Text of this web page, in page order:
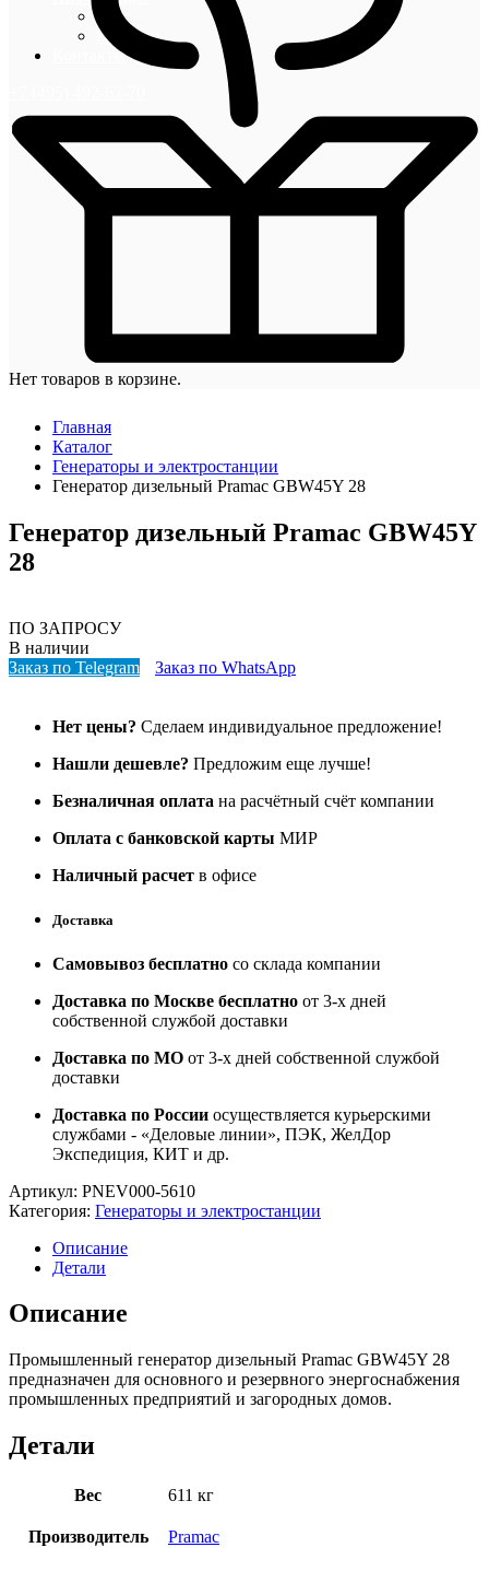
Блог
Новости
Контакты
Нет товаров в корзине.
Главная
Каталог
Генераторы и электростанции
Генератор дизельный Pramac GBW45Y 28
Генератор дизельный Pramac GBW45Y
28
ПО ЗАПРОСУ
В наличии
Заказ по Telegram
Заказ по WhatsApp
Нет цены? Сделаем индивидуальное предложение!
Нашли дешевле? Предложим еще лучше!
Безналичная оплата на расчётный счёт компании
Оплата с банковской карты МИР
Наличный расчет в офисе
Доставка
Самовывоз бесплатно со склада компании
Доставка по Москве бесплатно от 3-х дней
собственной службой доставки
Доставка по МО от 3-х дней собственной службой
доставки
Доставка по России осуществляется курьерскими
службами - «Деловые линии», ПЭК, ЖелДор
Экспедиция, КИТ и др.
Артикул: PNEV000-5610
Категория: Генераторы и электростанции
Описание
Детали
Описание
Промышленный генератор дизельный Pramac GBW45Y 28
предназначен для основного и резервного энергоснабжения
промышленных предприятий и загородных домов.
Детали
Вес 611 кг
Производитель Pramac